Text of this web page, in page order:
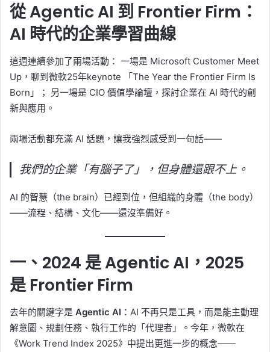
從 Agentic AI 到 Frontier Firm：
AI 時代的企業學習曲線
這週連續參加了兩場活動： 一場是 Microsoft Customer Meet
Up，聊到微軟25年keynote 「The Year the Frontier Firm Is
Born」； 另一場是 CIO 價值學論壇，探討企業在 AI 時代的創
新與應用。
兩場活動都充滿 AI 話題，讓我強烈感受到一句話——
我們的企業「有腦子了」，但身體還跟不上。
AI 的智慧（the brain）已經到位，但組織的身體（the body）
——流程、結構、文化——還沒準備好。
一、2024 是 Agentic AI，2025
是 Frontier Firm
去年的關鍵字是 Agentic AI ：AI 不再只是工具，而是能主動理
解意圖、規劃任務、執行工作的「代理者」。今年，微軟在
《Work Trend Index 2025》中提出更進一步的概念——